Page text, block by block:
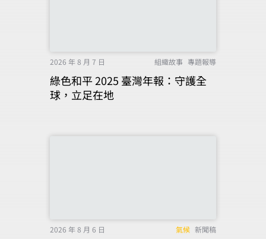
2026 年 8 月 7 日 組織故事 專題報導
綠色和平 2025 臺灣年報：守護全
球，立足在地
2026 年 8 月 6 日 氣候 新聞稿